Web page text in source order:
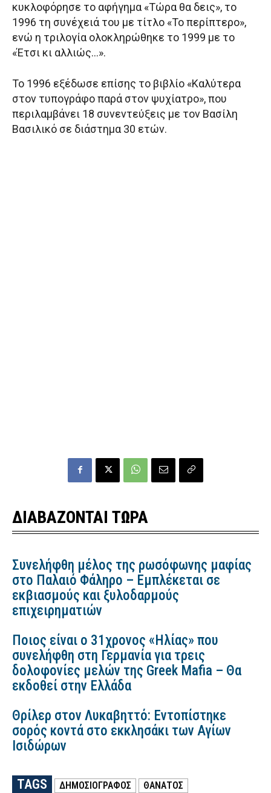
κυκλοφόρησε το αφήγημα «Τώρα θα δεις», το
1996 τη συνέχειά του με τίτλο «Το περίπτερο»,
ενώ η τριλογία ολοκληρώθηκε το 1999 με το
«Έτσι κι αλλιώς…».
Το 1996 εξέδωσε επίσης το βιβλίο «Καλύτερα
στον τυπογράφο παρά στον ψυχίατρο», που
περιλαμβάνει 18 συνεντεύξεις με τον Βασίλη
Βασιλικό σε διάστημα 30 ετών.
ΔΙΑΒΑΖΟΝΤΑΙ ΤΩΡΑ
Συνελήφθη μέλος της ρωσόφωνης μαφίας
στο Παλαιό Φάληρο – Εμπλέκεται σε
εκβιασμούς και ξυλοδαρμούς
επιχειρηματιών
Ποιος είναι ο 31χρονος «Ηλίας» που
συνελήφθη στη Γερμανία για τρεις
δολοφονίες μελών της Greek Mafia – Θα
εκδοθεί στην Ελλάδα
Θρίλερ στον Λυκαβηττό: Εντοπίστηκε
σορός κοντά στο εκκλησάκι των Αγίων
Ισιδώρων
TAGS ΔΗΜΟΣΙΟΓΡΑΦΟΣ ΘΑΝΑΤΟΣ